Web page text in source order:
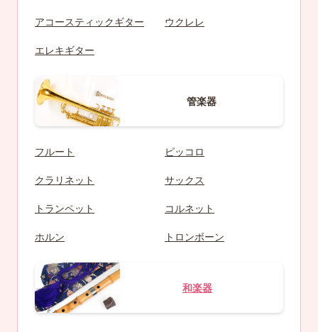
アコースティックギター ウクレレ
エレキギター
管楽器
フルート ピッコロ
クラリネット サックス
トランペット コルネット
ホルン トロンボーン
和楽器